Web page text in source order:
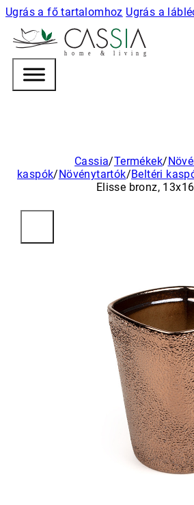
Ugrás a fő tartalomhoz Ugrás a
h o m e & l i v i n g
Cassia/Termékek/
kaspók/Növénytartók/Beltéri
Elisse bronz,